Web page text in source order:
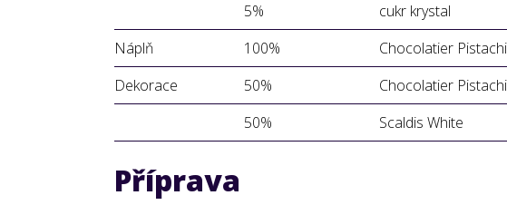
5%
cukr krystal
Náplň
100%
Chocolatier
Dekorace
50%
Chocolatier
50%
Scaldis White
Příprava